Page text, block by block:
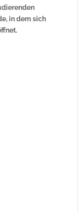
in dem sich